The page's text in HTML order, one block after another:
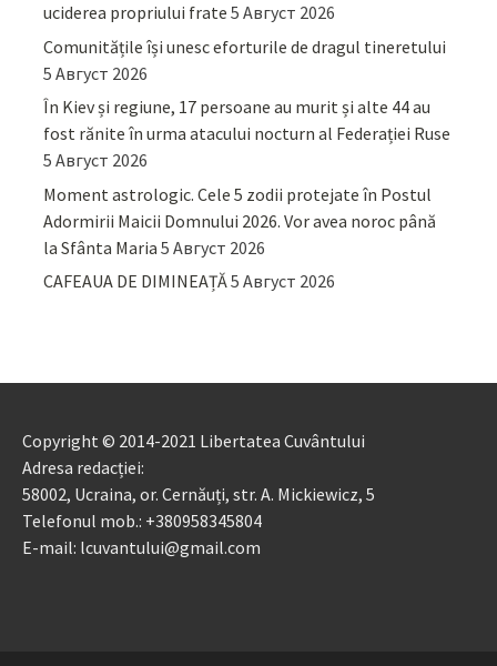
uciderea propriului frate 5 Август 2026
Comunitățile își unesc eforturile de dragul tineretului
5 Август 2026
În Kiev și regiune, 17 persoane au murit și alte 44 au
fost rănite în urma atacului nocturn al Federației Ruse
5 Август 2026
Moment astrologic. Cele 5 zodii protejate în Postul
Adormirii Maicii Domnului 2026. Vor avea noroc până
la Sfânta Maria 5 Август 2026
CAFEAUA DE DIMINEAȚĂ5 Август 2026
Copyright © 2014-2021 Libertatea Cuvântului
Adresa redacției:
58002, Ucraina, or. Cernăuți, str. A. Mickiewicz, 5
Telefonul mob.: +380958345804
E-mail: lcuvantului@gmail.com